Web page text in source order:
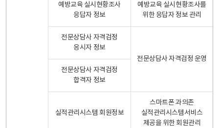
예방교육 실시현황조사
응답자 정보
예방교육 실시현황조사를
위한 응답자 정보 관리
전문상담사 자격검정
응시자 정보
전문상담사 자격검정 운영
전문상담사 자격검정
합격자 정보
실적관리시스템 회원정보
스마트폰 과의존
실적관리시스템서비스
제공을 위한 회원관리